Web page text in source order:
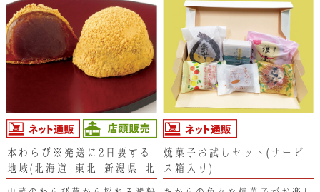
の香りは、もはや最中の概念が
変わる味わいです。
サトウキビのコク味のあるキャ
ラメリゼが相まって、パイ好み
の方にも納得の味わい仕上がっ
ています。
本わらび※発送に2日要する
地域(北海道･東北･新潟県･北
焼菓子お試しセット(サービ
ス箱入り)